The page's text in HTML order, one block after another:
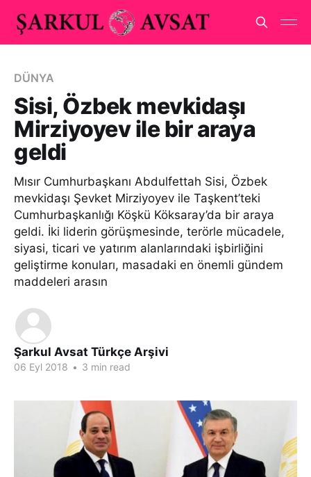
DÜNYA
Sisi, Özbek mevkidaşı
Mirziyoyev ile bir araya
geldi
Mısır Cumhurbaşkanı Abdulfettah Sisi, Özbek
mevkidaşı Şevket Mirziyoyev ile Taşkent’teki
Cumhurbaşkanlığı Köşkü Köksaray’da bir araya
geldi. İki liderin görüşmesinde, terörle mücadele,
siyasi, ticari ve yatırım alanlarındaki işbirliğini
geliştirme konuları, masadaki en önemli gündem
maddeleri arasın
Şarkul Avsat Türkçe Arşivi
06 Eyl 2018 • 3 min read